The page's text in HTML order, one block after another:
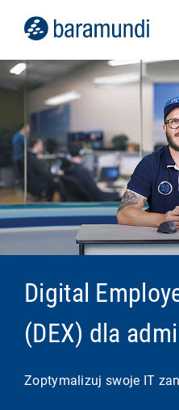
Digital
(DEX) dla
Zoptymalizuj swoje IT